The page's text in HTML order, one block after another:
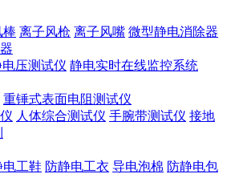
棒 离子风枪 离子风嘴 微型静电消除器
电压测试仪 静电实时在线监控系统
重锤式表面电阻测试仪
人体综合测试仪 手腕带测试仪 接地
电工鞋 防静电工衣 导电泡棉 防静电包